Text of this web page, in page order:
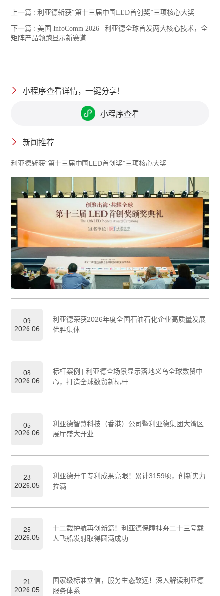
上一篇 :利亚德斩获“第十三届中国LED首创奖”三项核心大奖
下一篇 :美国 InfoComm 2026 | 利亚德全球首发两大核心技术，全
矩阵产品领跑显示新赛道
小程序查看详情，一键分享！
小程序查看
新闻推荐
利亚德斩获“第十三届中国LED首创奖”三项核心大奖
09
2026.06
利亚德荣获2026年度全国石油石化企业高质量发展
优胜集体
08
2026.06
标杆案例 | 利亚德全场景显示落地义乌全球数贸中
心，打造全球数贸新标杆
05
2026.06
利亚德智慧科技（香港）公司暨利亚德集团大湾区
展厅盛大开业
28
2026.05
利亚德开年专利成果亮眼！累计3159项，创新实力
拉满
25
2026.05
十二载护航再创新篇！利亚德保障神舟二十三号载
人飞船发射取得圆满成功
21
2026.05
国家级标准立信，服务生态致远！深入解读利亚德
服务体系